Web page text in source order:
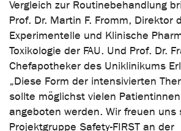
Vergleich zur Routinebehandlung
Prof. Dr. Martin F. Fromm, Direktor
Experimentelle und Klinische
Toxikologie der FAU. Und Prof. Dr.
Chefapotheker des Uniklinikums
„Diese Form der intensivierten
sollte möglichst vielen
angeboten werden. Wir freuen uns
Projektgruppe Safety-FIRST an der